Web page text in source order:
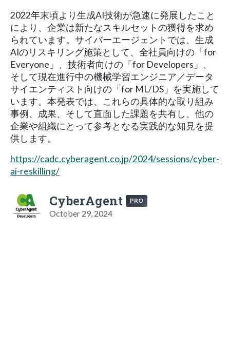
2022年末頃より生成AI技術が急速に発展したこと
により、企業は新たなスキルセットの獲得を求め
られています。サイバーエージェントでは、生成
AIのリスキリング施策として、全社員向けの「for
Everyone」、技術者向けの「for Developers」、
そして現在進行中の機械学習エンジニア／データ
サイエンティスト向けの「for ML/DS」を実施して
います。本発表では、これらの具体的な取り組み
事例、成果、そして直面した課題を共有し、他の
企業や組織にとって参考となる実践的な知見を提
供します。
https://cadc.cyberagent.co.jp/2024/sessions/cyber-
ai-reskilling/
CyberAgent PRO
October 29, 2024